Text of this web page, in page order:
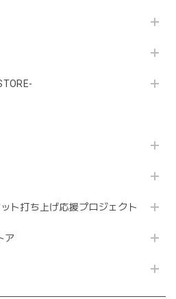
ト打ち上げ応援プロジェクト
ア